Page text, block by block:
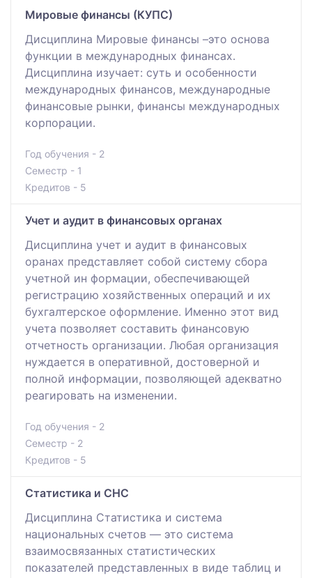
Мировые финансы (КУПС)
Дисциплина Мировые финансы –это основа
функции в международных финансах.
Дисциплина изучает: суть и особенности
международных финансов, международные
финансовые рынки, финансы международных
корпорации.
Год обучения - 2
Семестр - 1
Кредитов - 5
Учет и аудит в финансовых органах
Дисциплина учет и аудит в финансовых
оранах представляет собой систему сбора
учетной ин формации, обеспечивающей
регистрацию хозяйственных операций и их
бухгалтерское оформление. Именно этот вид
учета позволяет составить финансовую
отчетность организации. Любая организация
нуждается в оперативной, достоверной и
полной информации, позволяющей адекватно
реагировать на изменении.
Год обучения - 2
Семестр - 2
Кредитов - 5
Статистика и СНС
Дисциплина Статистика и система
национальных счетов — это система
взаимосвязанных статистических
показателей представленных в виде таблиц и